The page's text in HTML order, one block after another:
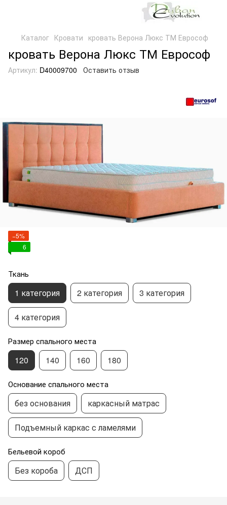
Каталог Кровати кровать Верона Люкс ТМ Еврософ
кровать Верона Люкс ТМ Еврософ
Артикул: D40009700 Оставить отзыв
−5%
6
Ткань
1 категория 2 категория 3 категория
4 категория
Размер спального места
120 140 160 180
Основание спального места
без основания каркасный матрас
Подъемный каркас с ламелями
Бельевой короб
Без короба ДСП